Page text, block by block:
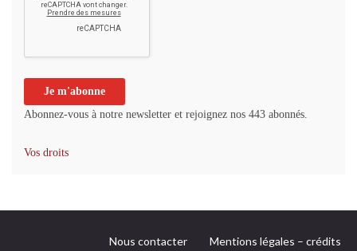
Abonnez-vous à notre newsletter et rejoignez nos 443 abonnés.
Vos droits
Nous contacter Mentions légales – crédits